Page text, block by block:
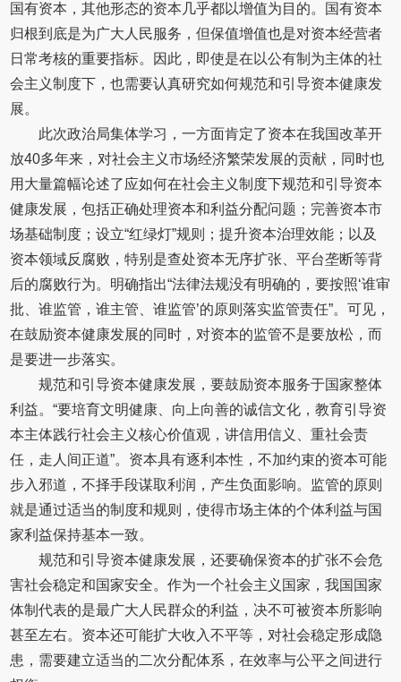
国有资本，其他形态的资本几乎都以增值为目的。国有资本
归根到底是为广大人民服务，但保值增值也是对资本经营者
日常考核的重要指标。因此，即使是在以公有制为主体的社
会主义制度下，也需要认真研究如何规范和引导资本健康发
展。
此次政治局集体学习，一方面肯定了资本在我国改革开
放40多年来，对社会主义市场经济繁荣发展的贡献，同时也
用大量篇幅论述了应如何在社会主义制度下规范和引导资本
健康发展，包括正确处理资本和利益分配问题；完善资本市
场基础制度；设立“红绿灯”规则；提升资本治理效能；以及
资本领域反腐败，特别是查处资本无序扩张、平台垄断等背
后的腐败行为。明确指出“法律法规没有明确的，要按照‘谁审
批、谁监管，谁主管、谁监管’的原则落实监管责任”。可见，
在鼓励资本健康发展的同时，对资本的监管不是要放松，而
是要进一步落实。
规范和引导资本健康发展，要鼓励资本服务于国家整体
利益。“要培育文明健康、向上向善的诚信文化，教育引导资
本主体践行社会主义核心价值观，讲信用信义、重社会责
任，走人间正道”。资本具有逐利本性，不加约束的资本可能
步入邪道，不择手段谋取利润，产生负面影响。监管的原则
就是通过适当的制度和规则，使得市场主体的个体利益与国
家利益保持基本一致。
规范和引导资本健康发展，还要确保资本的扩张不会危
害社会稳定和国家安全。作为一个社会主义国家，我国国家
体制代表的是最广大人民群众的利益，决不可被资本所影响
甚至左右。资本还可能扩大收入不平等，对社会稳定形成隐
患，需要建立适当的二次分配体系，在效率与公平之间进行